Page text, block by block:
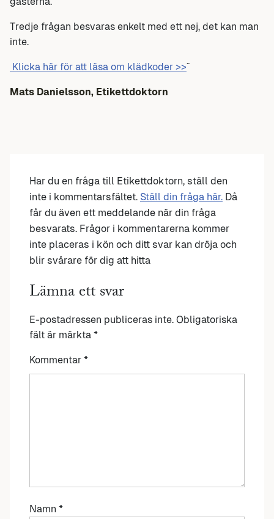
Tredje frågan besvaras enkelt med ett nej, det kan man
inte.
Klicka här för att läsa om klädkoder >>¨
Mats Danielsson, Etikettdoktorn
Har du en fråga till Etikettdoktorn, ställ den
inte i kommentarsfältet. Ställ din fråga här. Då
får du även ett meddelande när din fråga
besvarats. Frågor i kommentarerna kommer
inte placeras i kön och ditt svar kan dröja och
blir svårare för dig att hitta
Lämna ett svar
E-postadressen publiceras inte. Obligatoriska
fält är märkta *
Kommentar *
Namn *